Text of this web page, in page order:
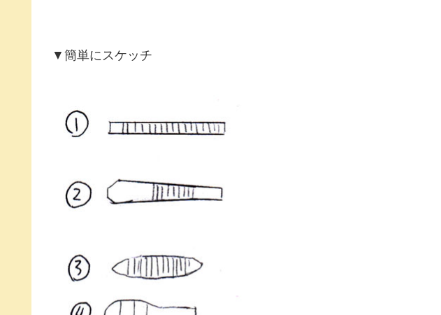
▼簡単にスケッチ